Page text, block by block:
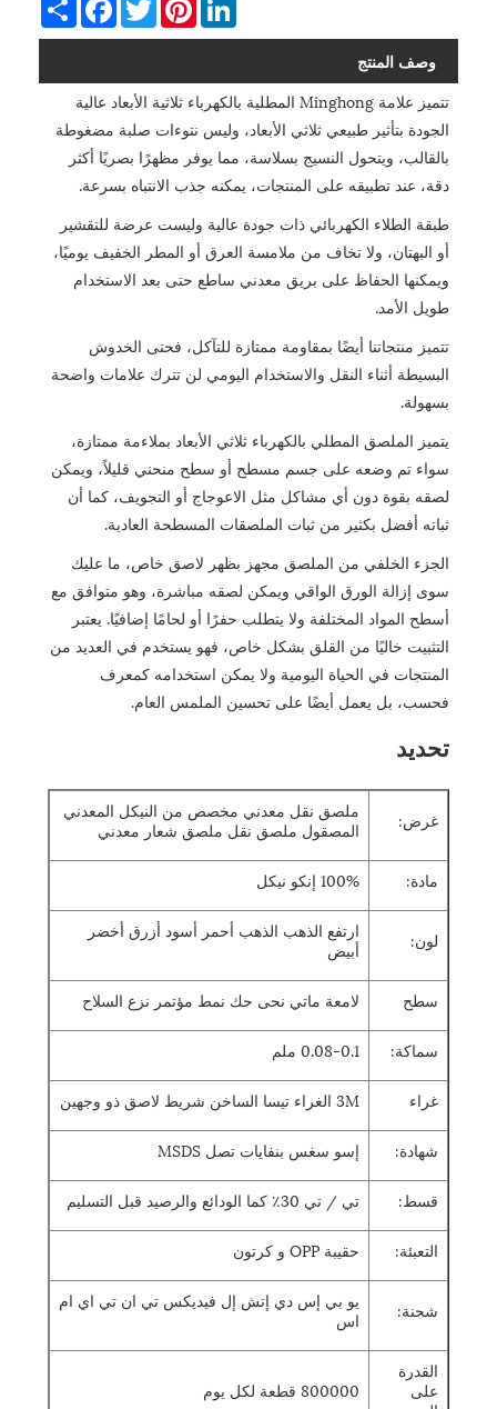
وصف المنتج
تتميز علامة Minghong المطلية بالكهرباء ثلاثية الأبعاد عالية
الجودة بتأثير طبيعي ثلاثي الأبعاد، وليس نتوءات صلبة مضغوطة
بالقالب، ويتحول النسيج بسلاسة، مما يوفر مظهرًا بصريًا أكثر
دقة، عند تطبيقه على المنتجات، يمكنه جذب الانتباه بسرعة.
طبقة الطلاء الكهربائي ذات جودة عالية وليست عرضة للتقشير
أو البهتان، ولا تخاف من ملامسة العرق أو المطر الخفيف يوميًا،
ويمكنها الحفاظ على بريق معدني ساطع حتى بعد الاستخدام
طويل الأمد.
تتميز منتجاتنا أيضًا بمقاومة ممتازة للتآكل، فحتى الخدوش
البسيطة أثناء النقل والاستخدام اليومي لن تترك علامات واضحة
بسهولة.
يتميز الملصق المطلي بالكهرباء ثلاثي الأبعاد بملاءمة ممتازة،
سواء تم وضعه على جسم مسطح أو سطح منحني قليلاً، ويمكن
لصقه بقوة دون أي مشاكل مثل الاعوجاج أو التجويف، كما أن
ثباته أفضل بكثير من ثبات الملصقات المسطحة العادية.
الجزء الخلفي من الملصق مجهز بظهر لاصق خاص، ما عليك
سوى إزالة الورق الواقي ويمكن لصقه مباشرة، وهو متوافق مع
أسطح المواد المختلفة ولا يتطلب حفرًا أو لحامًا إضافيًا. يعتبر
التثبيت خاليًا من القلق بشكل خاص، فهو يستخدم في العديد من
المنتجات في الحياة اليومية ولا يمكن استخدامه كمعرف
فحسب، بل يعمل أيضًا على تحسين الملمس العام.
تحديد
غرض:
ملصق نقل معدني مخصص من النيكل المعدني
المصقول ملصق نقل ملصق شعار معدني
مادة: 100% إنكو نيكل
لون:
ارتفع الذهب الذهب أحمر أسود أزرق أخضر
أبيض
سطح لامعة ماتي نحى حك نمط مؤتمر نزع السلاح
سماكة: 0.08-0.1 ملم
غراء 3M الغراء تيسا الساخن شريط لاصق ذو وجهين
شهادة: إسو سغس بنفايات تصل MSDS
قسط: تي / تي 30٪ كما الودائع والرصيد قبل التسليم
التعبئة: حقيبة OPP و كرتون
شحنة:
يو بي إس دي إتش إل فيديكس تي ان تي اي ام
اس
القدرة
على
800000 قطعة لكل يوم